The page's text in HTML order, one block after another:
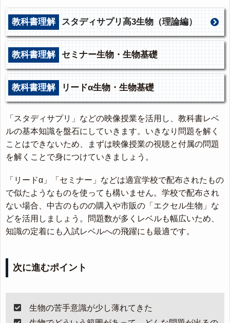
教科書理解 スタディサプリ高3生物（理論編）
教科書理解 セミナー生物・生物基礎
教科書理解 リードα生物・生物基礎
「スタディサプリ」などの映像授業を活用し、教科書レベ
ルの基本知識を盤石にしていきます。いきなり問題を解く
ことはできないため、まずは映像授業の視聴と付属の問題
を解くことで身につけていきましょう。
「リードα」「セミナー」などは適宜学校で配布されたもの
で似たようなものを使っても構いません。学校で配布され
ない場合、中古のものの購入や市販の「エクセル生物」な
どを活用しましょう。問題数が多くレベルも幅広いため、
知識の定着にも入試レベルへの飛躍にも最適です。
次に進むポイント
生物の苦手意識が少し薄れてきた